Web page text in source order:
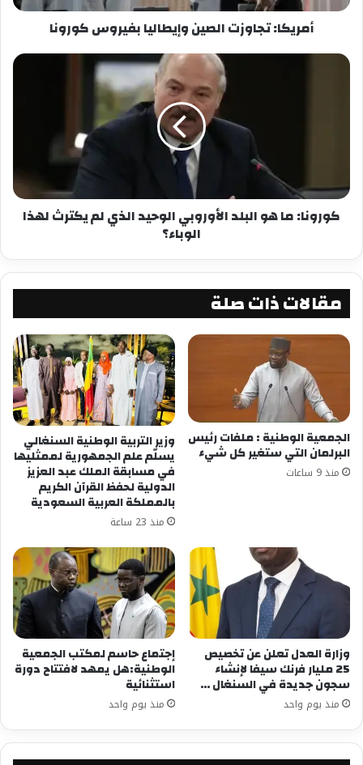
أمريكا: تجاوزت الصين وإيطاليا بفيروس كورونا
كورونا: ما هو البلد الأوروبي الوحيد الذي لم يكترث لهذا
الوباء؟
مقالات ذات صلة
الجمعية الوطنية : ملفات رئيس
البرلمان التي ستغير كل شيء
منذ 9 ساعات
وزير التربية الوطنية السنغالي
يسلّم علم الجمهورية لممثليها
في مسابقة الملك عبد العزيز
الدولية لحفظ القرآن الكريم
بالمملكة العربية السعودية
منذ 23 ساعة
وزارة العدل تعلن عن تخصيص
25 مليار فرنك سيفا لإنشاء
سجون جديدة في السنغال …
منذ يوم واحد
إجتماع حاسم لمكتب الجمعية
الوطنية:هل يمهد لافتتاح دورة
استثنائية
منذ يوم واحد